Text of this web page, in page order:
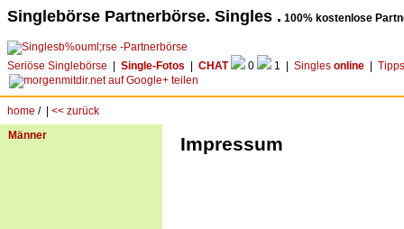
Singlebörse Partnerbörse. Singles . 100% kostenlose
Seriöse Singlebörse Single-Fotos CHAT 0 1 | Singles online Tipps
home /
<< zurück
Männer
Impressum